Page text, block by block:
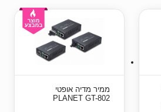
ממיר מדיה אופטי
PLANET GT-802